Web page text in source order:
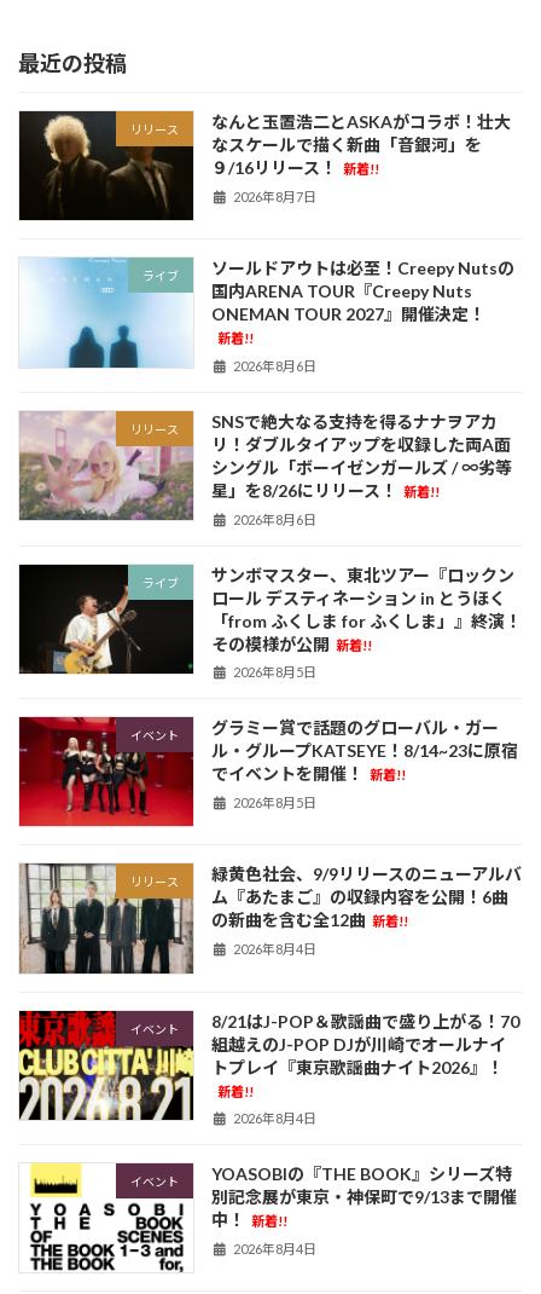
最近の投稿
リリース
なんと玉置浩二とASKAがコラボ！壮大
なスケールで描く新曲「音銀河」を
９/16リリース！
新着!!
2026年8月7日
ライブ
ソールドアウトは必至！Creepy Nutsの
国内ARENA TOUR『Creepy Nuts
ONEMAN TOUR 2027』開催決定！
新着!!
2026年8月6日
リリース
SNSで絶大なる支持を得るナナヲアカ
リ！ダブルタイアップを収録した両A面
シングル「ボーイゼンガールズ / ∞劣等
星」を8/26にリリース！
新着!!
2026年8月6日
ライブ
サンボマスター、東北ツアー『ロックン
ロール デスティネーション in とうほく
「from ふくしま for ふくしま」』終演！
その模様が公開 新着!!
2026年8月5日
イベント
グラミー賞で話題のグローバル・ガー
ル・グループKATSEYE！8/14~23に原宿
でイベントを開催！
新着!!
2026年8月5日
リリース
緑黄色社会、9/9リリースのニューアルバ
ム『あたまご』の収録内容を公開！6曲
の新曲を含む全12曲 新着!!
2026年8月4日
イベント
8/21はJ-POP＆歌謡曲で盛り上がる！70
組越えのJ-POP DJが川崎でオールナイ
トプレイ『東京歌謡曲ナイト2026』！
新着!!
2026年8月4日
イベント
YOASOBIの『THE BOOK』シリーズ特
別記念展が東京・神保町で9/13まで開催
中！
新着!!
2026年8月4日